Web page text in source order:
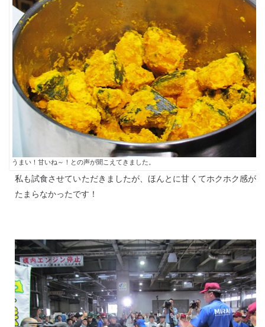
うまい！甘いね～！との声が聞こえてきました。
私も試食させていただきましたが、ほんとに甘くてホクホク感が
たまらなかったです！